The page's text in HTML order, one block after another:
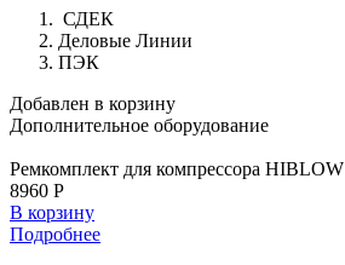
СДЕК
Деловые Линии
ПЭК
Добавлен в корзину
Дополнительное оборудование
Ремкомплект для компрессора
8960 Р
В корзину
Подробнее